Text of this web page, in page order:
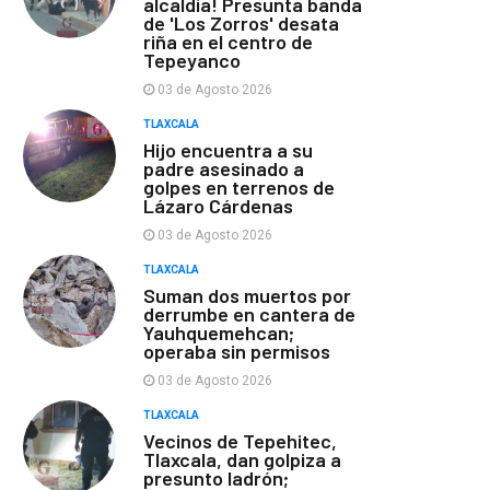
de 'Los Zorros' desata
riña en el centro de
Tepeyanco
03 de Agosto 2026
TLAXCALA
Hijo encuentra a su
padre asesinado a
golpes en terrenos de
Lázaro Cárdenas
03 de Agosto 2026
TLAXCALA
Suman dos muertos por
derrumbe en cantera de
Yauhquemehcan;
operaba sin permisos
03 de Agosto 2026
TLAXCALA
Vecinos de Tepehitec,
Tlaxcala, dan golpiza a
presunto ladrón;